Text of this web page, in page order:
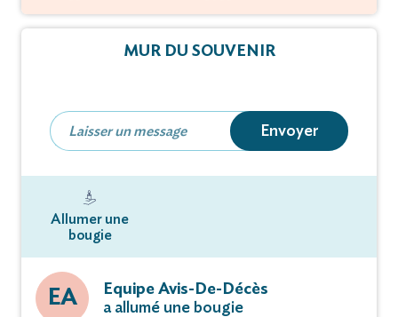
à Rue Leon Blum - 59286 Roost-Warendin.
à Rue Leon Blum - 59286 Roost-Warendin.
MUR DU SOUVENIR
Envoyer
Allumer une
bougie
EA
Equipe Avis-De-Décès
a allumé une bougie